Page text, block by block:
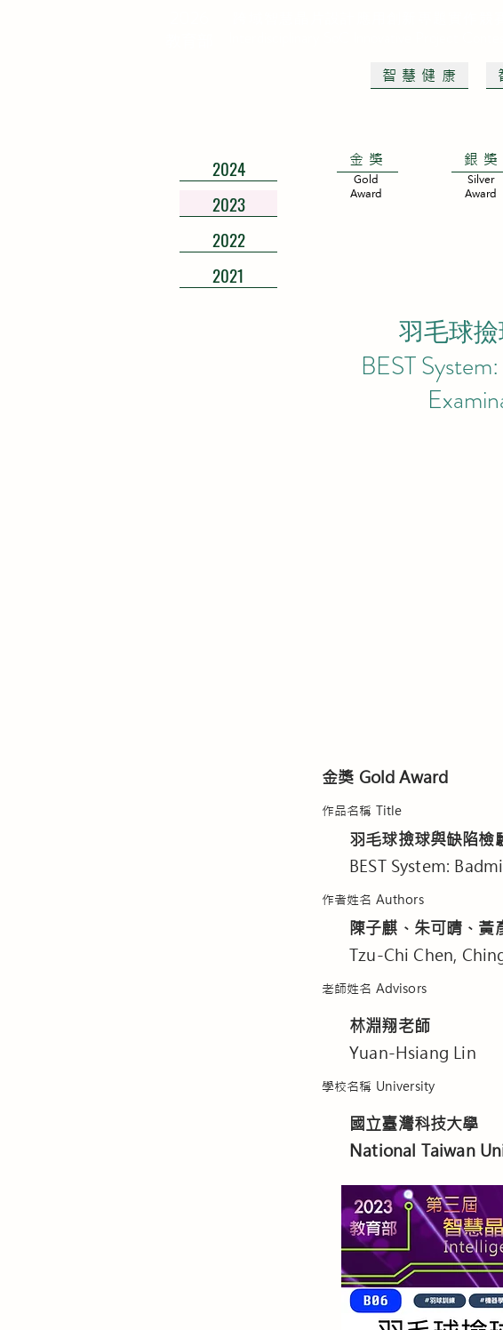
智慧健康
2024
2023
2022
2021
金獎
Gold
Award
銀獎
Silver
Award
羽毛球
BEST
金獎 Gold Award
​作品名稱 Title
羽毛球撿球與缺陷檢
BEST System:
作者姓名 Authors
陳子麒、朱可晴、黃
Tzu-Chi Chen,
老師姓名 Advisors
林淵翔老師
Yuan-Hsiang Lin
學校名稱 University
國立臺灣科技大學
National Taiwan